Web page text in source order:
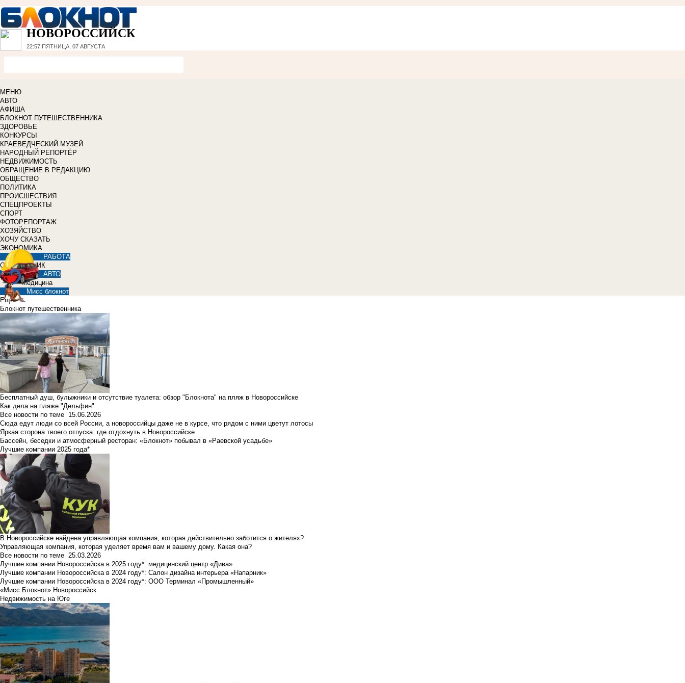
НОВОРОССИЙСК
22:57 ПЯТНИЦА, 07 АВГУСТА
МЕНЮ
АВТО
АФИША
БЛОКНОТ ПУТЕШЕСТВЕННИКА
ЗДОРОВЬЕ
КОНКУРСЫ
КРАЕВЕДЧЕСКИЙ МУЗЕЙ
НАРОДНЫЙ РЕПОРТЁР
НЕДВИЖИМОСТЬ
ОБРАЩЕНИЕ В РЕДАКЦИЮ
ОБЩЕСТВО
ПОЛИТИКА
ПРОИСШЕСТВИЯ
СПЕЦПРОЕКТЫ
СПОРТ
ФОТОРЕПОРТАЖ
ХОЗЯЙСТВО
ХОЧУ СКАЗАТЬ
ЭКОНОМИКА
РАБОТА
СПРАВОЧНИК
АВТО
Медицина
Мисс блокнот
Еще
Блокнот путешественника
Бесплатный душ, булыжники и отсутствие туалета: обзор "Блокнота" на пляж в Новороссийске
Как дела на пляже "Дельфин"
Все новости по теме 15.06.2026
Сюда едут люди со всей России, а новороссийцы даже не в курсе, что рядом с ними цветут лотосы
Яркая сторона твоего отпуска: где отдохнуть в Новороссийске
Бассейн, беседки и атмосферный ресторан: «Блокнот» побывал в «Раевской усадьбе»
Лучшие компании 2025 года*
В Новороссийске найдена управляющая компания, которая действительно заботится о жителях?
Управляющая компания, которая уделяет время вам и вашему дому. Какая она?
Все новости по теме 25.03.2026
Лучшие компании Новороссийска в 2025 году*: медицинский центр «Дива»
Лучшие компании Новороссийска в 2024 году*: Салон дизайна интерьера «Напарник»
Лучшие компании Новороссийска в 2024 году*: ООО Терминал «Промышленный»
«Мисс Блокнот» Новороссийск
Недвижимость на Юге